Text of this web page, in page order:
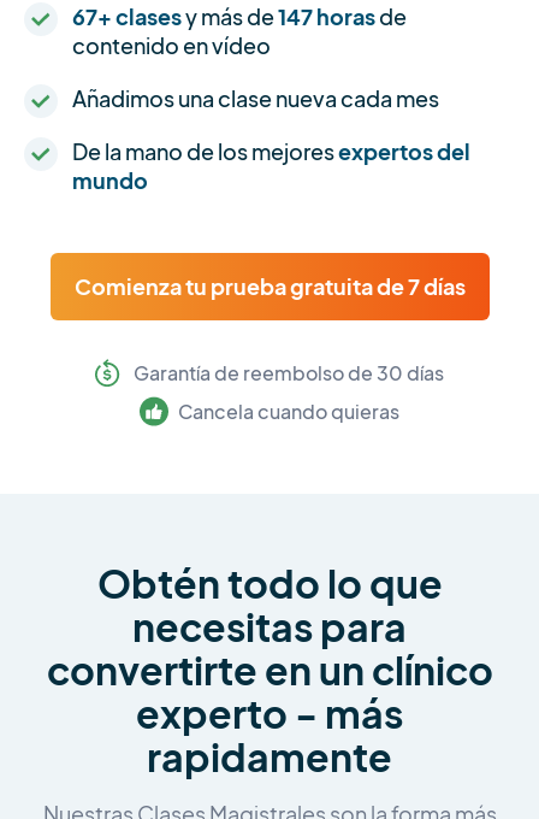
67+ clasesy más de147 horasde
contenido en vídeo
Añadimos una clase nueva cada mes
De la mano de los mejoresexpertos del
mundo
Comienza tu prueba gratuita de 7 días
Garantía de reembolso de 30 días
Cancela cuando quieras
Obtén todo lo que
necesitas para
convertirte en un clínico
experto - más
rapidamente